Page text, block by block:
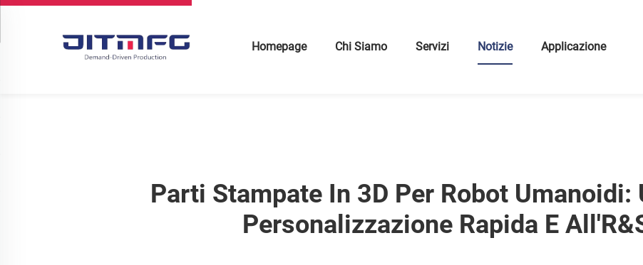
Homepage Chi Siamo Servizi Notizie Applicazione
Parti Stampate In 3D Per Robot Umanoidi:
Personalizzazione Rapida E